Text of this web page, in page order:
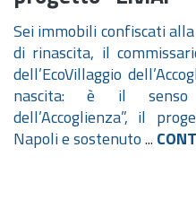
Sei immobili confiscati
di rinascita, il
dell’EcoVillaggio
nascita: è il senso
dell’Accoglienza”, il
Napoli e sostenuto...